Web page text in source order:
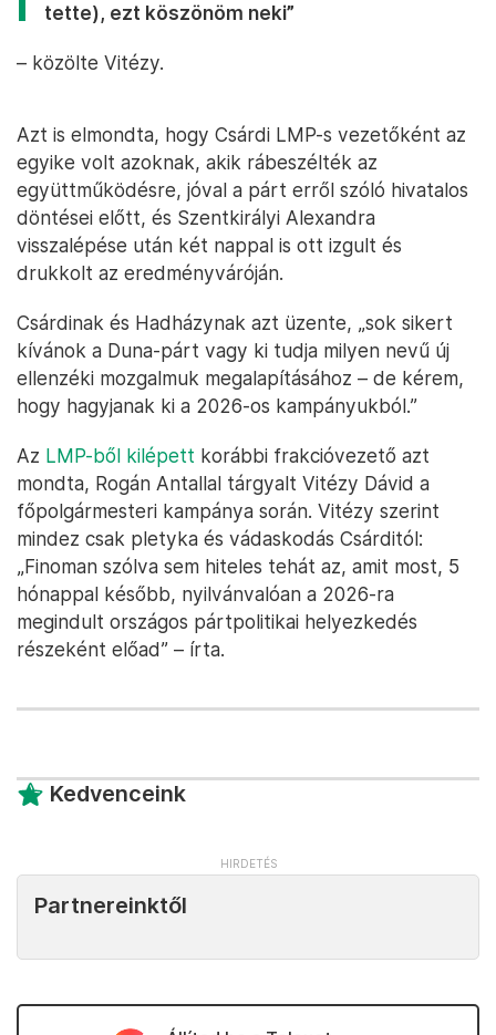
tette), ezt köszönöm neki”
– közölte Vitézy.
Azt is elmondta, hogy Csárdi LMP-s vezetőként az
egyike volt azoknak, akik rábeszélték az
együttműködésre, jóval a párt erről szóló hivatalos
döntései előtt, és Szentkirályi Alexandra
visszalépése után két nappal is ott izgult és
drukkolt az eredményváróján.
Csárdinak és Hadházynak azt üzente, „sok sikert
kívánok a Duna-párt vagy ki tudja milyen nevű új
ellenzéki mozgalmuk megalapításához – de kérem,
hogy hagyjanak ki a 2026-os kampányukból.”
Az LMP-ből kilépett korábbi frakcióvezető azt
mondta, Rogán Antallal tárgyalt Vitézy Dávid a
főpolgármesteri kampánya során. Vitézy szerint
mindez csak pletyka és vádaskodás Csárditól:
„Finoman szólva sem hiteles tehát az, amit most, 5
hónappal később, nyilvánvalóan a 2026-ra
megindult országos pártpolitikai helyezkedés
részeként előad” – írta.
Kedvenceink
Partnereinktől